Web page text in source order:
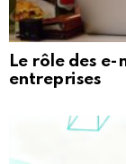
Le rôle des
entreprises